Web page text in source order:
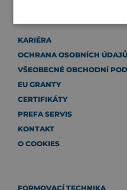
KARIÉRA
OCHRANA OSOBNÍCH ÚDAJŮ
VŠEOBECNÉ OBCHODNÍ
EU GRANTY
CERTIFIKÁTY
PREFA SERVIS
KONTAKT
O COOKIES
FORMOVACÍ TECHNIKA